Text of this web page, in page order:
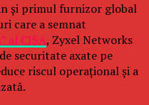
și primul furnizor global
care a semnat
al CISA, Zyxel Networks
securitate axate pe
riscul operațional și a